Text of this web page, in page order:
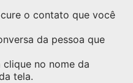
o contato que você
da pessoa que
no nome da
tela.